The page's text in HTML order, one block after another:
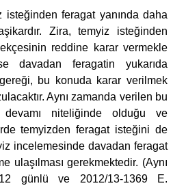
isteğinden feragat yanında daha
Zira, temyiz isteğinden
reddine karar vermekle
davadan feragatin yukarıda
bu konuda karar verilmek
Aynı zamanda verilen bu
niteliğinde olduğu ve
temyizden feragat isteğini de
incelemesinde davadan feragat
ulaşılması gerekmektedir. (Aynı
günlü ve 2012/13-1369 E.